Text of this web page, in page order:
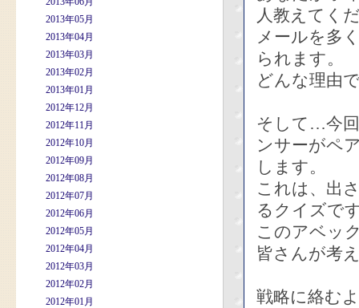
2013年05月
2013年04月
2013年03月
2013年02月
2013年01月
2012年12月
2012年11月
2012年10月
2012年09月
2012年08月
2012年07月
2012年06月
2012年05月
2012年04月
2012年03月
2012年02月
2012年01月
人教えてく
メールを多
られます。
どんな理由
そして…今
ンサーがペ
します。
これは、出
るクイズで
このアベッ
皆さんが考
戦略に絡む